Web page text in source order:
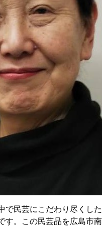
民芸にこだわり尽くした
す。この民芸品を広島市南